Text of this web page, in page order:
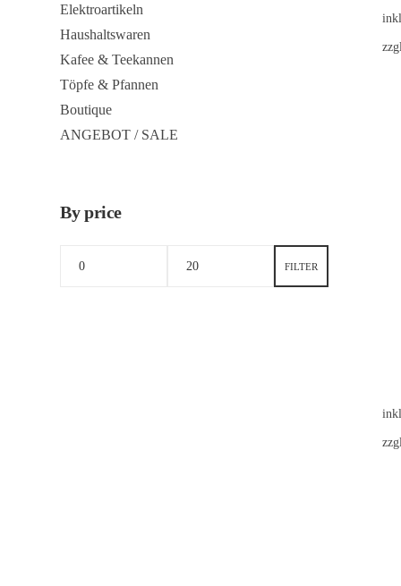
Elektroartikeln
Haushaltswaren
Kafee & Teekannen
Töpfe & Pfannen
Boutique
ANGEBOT / SALE
By price
FILTER